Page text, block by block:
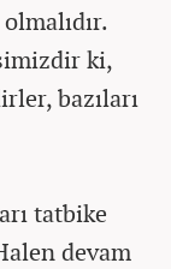
ki,
bazıları
tatbike
devam